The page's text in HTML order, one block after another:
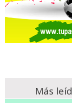
Más